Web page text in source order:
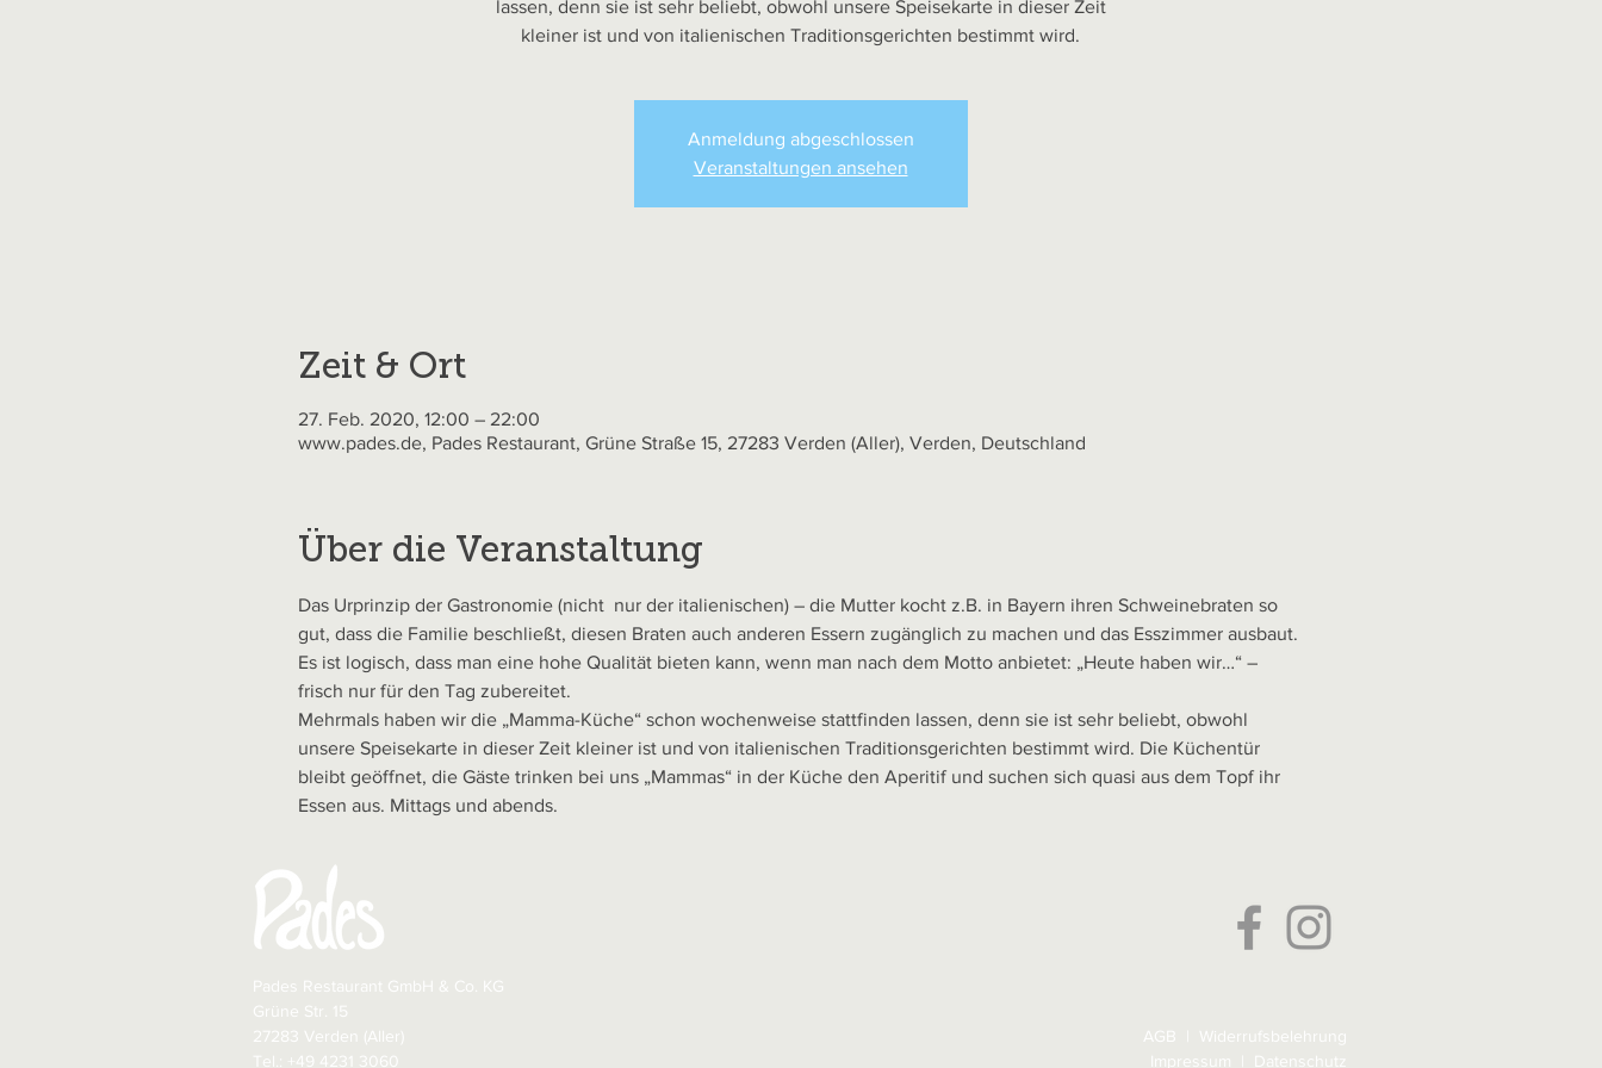
lassen, denn sie ist sehr beliebt, obwohl unsere Speisekarte in dieser Zeit
kleiner ist und von italienischen Traditionsgerichten bestimmt wird.
Anmeldung abgeschlossen
Veranstaltungen ansehen
Zeit & Ort
27. Feb. 2020, 12:00 – 22:00
www.pades.de, Pades Restaurant, Grüne Straße 15, 27283 Verden (Aller), Verden, Deutschland
Über die Veranstaltung
Das Urprinzip der Gastronomie (nicht  nur der italienischen) – die Mutter kocht z.B. in Bayern ihren Schweinebraten so
gut, dass die Familie beschließt, diesen Braten auch anderen Essern zugänglich zu machen und das Esszimmer ausbaut.
Es ist logisch, dass man eine hohe Qualität bieten kann, wenn man nach dem Motto anbietet: „Heute haben wir…“ –
frisch nur für den Tag zubereitet.
Mehrmals haben wir die „Mamma-Küche“ schon wochenweise stattfinden lassen, denn sie ist sehr beliebt, obwohl
unsere Speisekarte in dieser Zeit kleiner ist und von italienischen Traditionsgerichten bestimmt wird. Die Küchentür
bleibt geöffnet, die Gäste trinken bei uns „Mammas“ in der Küche den Aperitif und suchen sich quasi aus dem Topf ihr
Essen aus. Mittags und abends.
Pades Restaurant GmbH & Co. KG
Grüne Str. 15
27283 Verden (Aller)
​Tel.: +49 4231 3060
AGB
Widerrufsbelehrung
Impressum
Datenschutz